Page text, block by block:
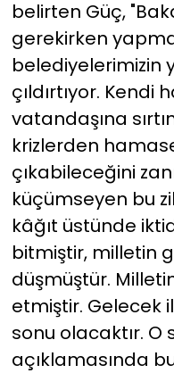
belirten Güç,
gerekirken
belediyelerimizin
çıldırtıyor. Kendi
vatandaşına
krizlerden
çıkabileceğini
küçümseyen bu
kâğıt üstünde
bitmiştir, milletin
düşmüştür.
etmiştir. Gelecek
sonu olacaktır. O
açıklamasında